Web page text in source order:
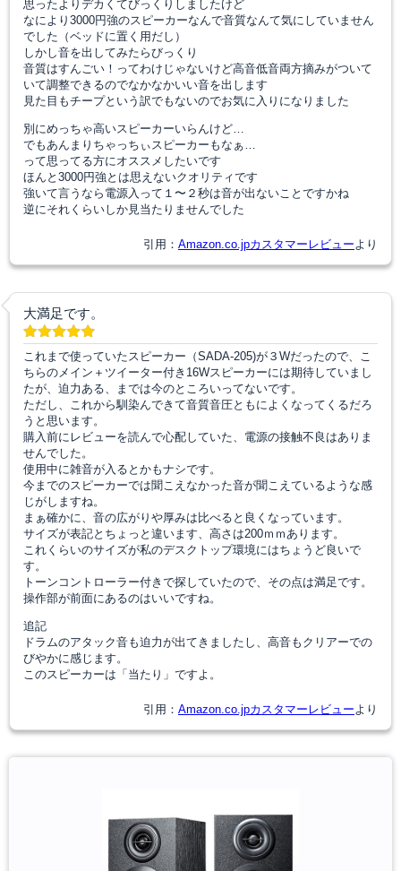
思ったよりデカくてびっくりしましたけど
なにより3000円強のスピーカーなんで音質なんて気にしていません
でした（ベッドに置く用だし）
しかし音を出してみたらびっくり
音質はすんごい！ってわけじゃないけど高音低音両方摘みがついて
いて調整できるのでなかなかいい音を出します
見た目もチープという訳でもないのでお気に入りになりました
別にめっちゃ高いスピーカーいらんけど…
でもあんまりちゃっちぃスピーカーもなぁ…
って思ってる方にオススメしたいです
ほんと3000円強とは思えないクオリティです
強いて言うなら電源入って１〜２秒は音が出ないことですかね
逆にそれくらいしか見当たりませんでした
引用： Amazon.co.jpカスタマーレビュー より
大満足です。
これまで使っていたスピーカー（SADA-205)が３Wだったので、こ
ちらのメイン＋ツイーター付き16Wスピーカーには期待していまし
たが、迫力ある、までは今のところいってないです。
ただし、これから馴染んできて音質音圧ともによくなってくるだろ
うと思います。
購入前にレビューを読んで心配していた、電源の接触不良はありま
せんでした。
使用中に雑音が入るとかもナシです。
今までのスピーカーでは聞こえなかった音が聞こえているような感
じがしますね。
まぁ確かに、音の広がりや厚みは比べると良くなっています。
サイズが表記とちょっと違います、高さは200ｍｍあります。
これくらいのサイズが私のデスクトップ環境にはちょうど良いで
す。
トーンコントローラー付きで探していたので、その点は満足です。
操作部が前面にあるのはいいですね。
追記
ドラムのアタック音も迫力が出てきましたし、高音もクリアーでの
びやかに感じます。
このスピーカーは「当たり」ですよ。
引用： Amazon.co.jpカスタマーレビュー より